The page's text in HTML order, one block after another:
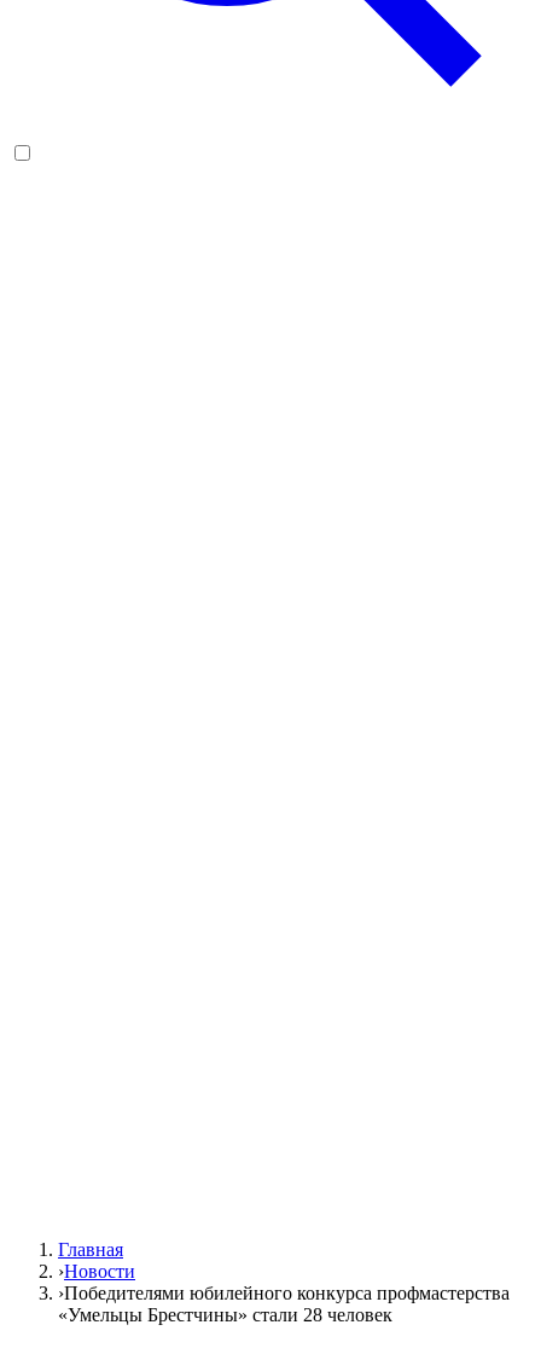
Главная
›Новости
›Победителями юбилейного конкурса профмастерства
«Умельцы Брестчины» стали 28 человек